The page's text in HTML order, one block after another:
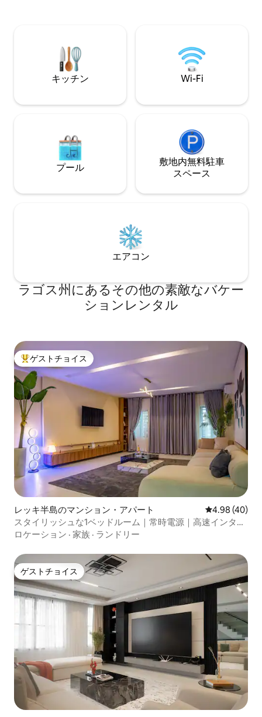
た、最高のレスト
トライフに近い、
ションにあるお部
い。
キッチン Wi-Fi
プール
敷地内無料駐⁠車
ス⁠ペ⁠ー⁠ス
エアコン
ラゴス州にあるその他の素敵なバケー
ションレンタル
大好評のゲストチョイスです。
ゲストチョイス
レッキ半島のマンション・アパート レビュー40
4.98 (40)
スタイリッシュな1ベッドルーム｜常時電源｜高速インター
ネット
ロケーション · 家族 · ランドリー
ゲストチョイス
ゲストチョイス